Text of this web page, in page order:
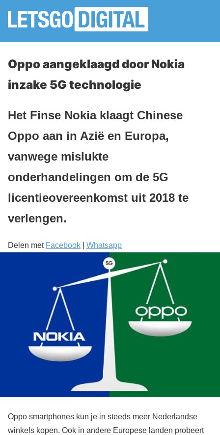
Oppo aangeklaagd door Nokia
inzake 5G technologie
Het Finse Nokia klaagt Chinese
Oppo aan in Azië en Europa,
vanwege mislukte
onderhandelingen om de 5G
licentieovereenkomst uit 2018 te
verlengen.
Delen met Facebook Whatsapp
Oppo smartphones kun je in steeds meer Nederlandse
winkels kopen. Ook in andere Europese landen probeert